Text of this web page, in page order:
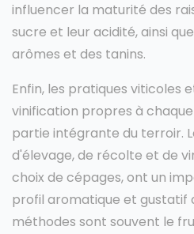
influencer la maturité des
sucre et leur acidité, ainsi
arômes et des tanins.
Enfin, les pratiques viticoles
vinification propres à
partie intégrante du terroir.
d'élevage, de récolte et de
choix de cépages, ont un
profil aromatique et gustatif
méthodes sont souvent le